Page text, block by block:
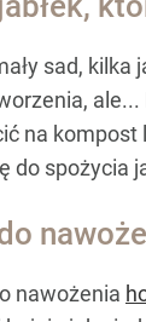
sad,
na
spożycia
nawożenia